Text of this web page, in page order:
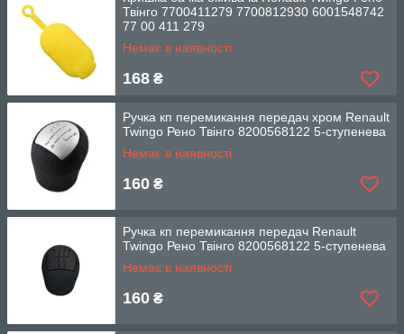
Твінго 7700411279 7700812930 6001548742
77 00 411 279
Немає в наявності
168 ₴
Ручка кп перемикання передач хром Renault
Twingo Рено Твінго 8200568122 5-ступенева
Немає в наявності
160 ₴
Ручка кп перемикання передач Renault
Twingo Рено Твінго 8200568122 5-ступенева
Немає в наявності
160 ₴